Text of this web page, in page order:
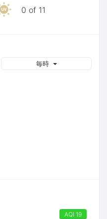
0 of 11
毎時
AQI 19